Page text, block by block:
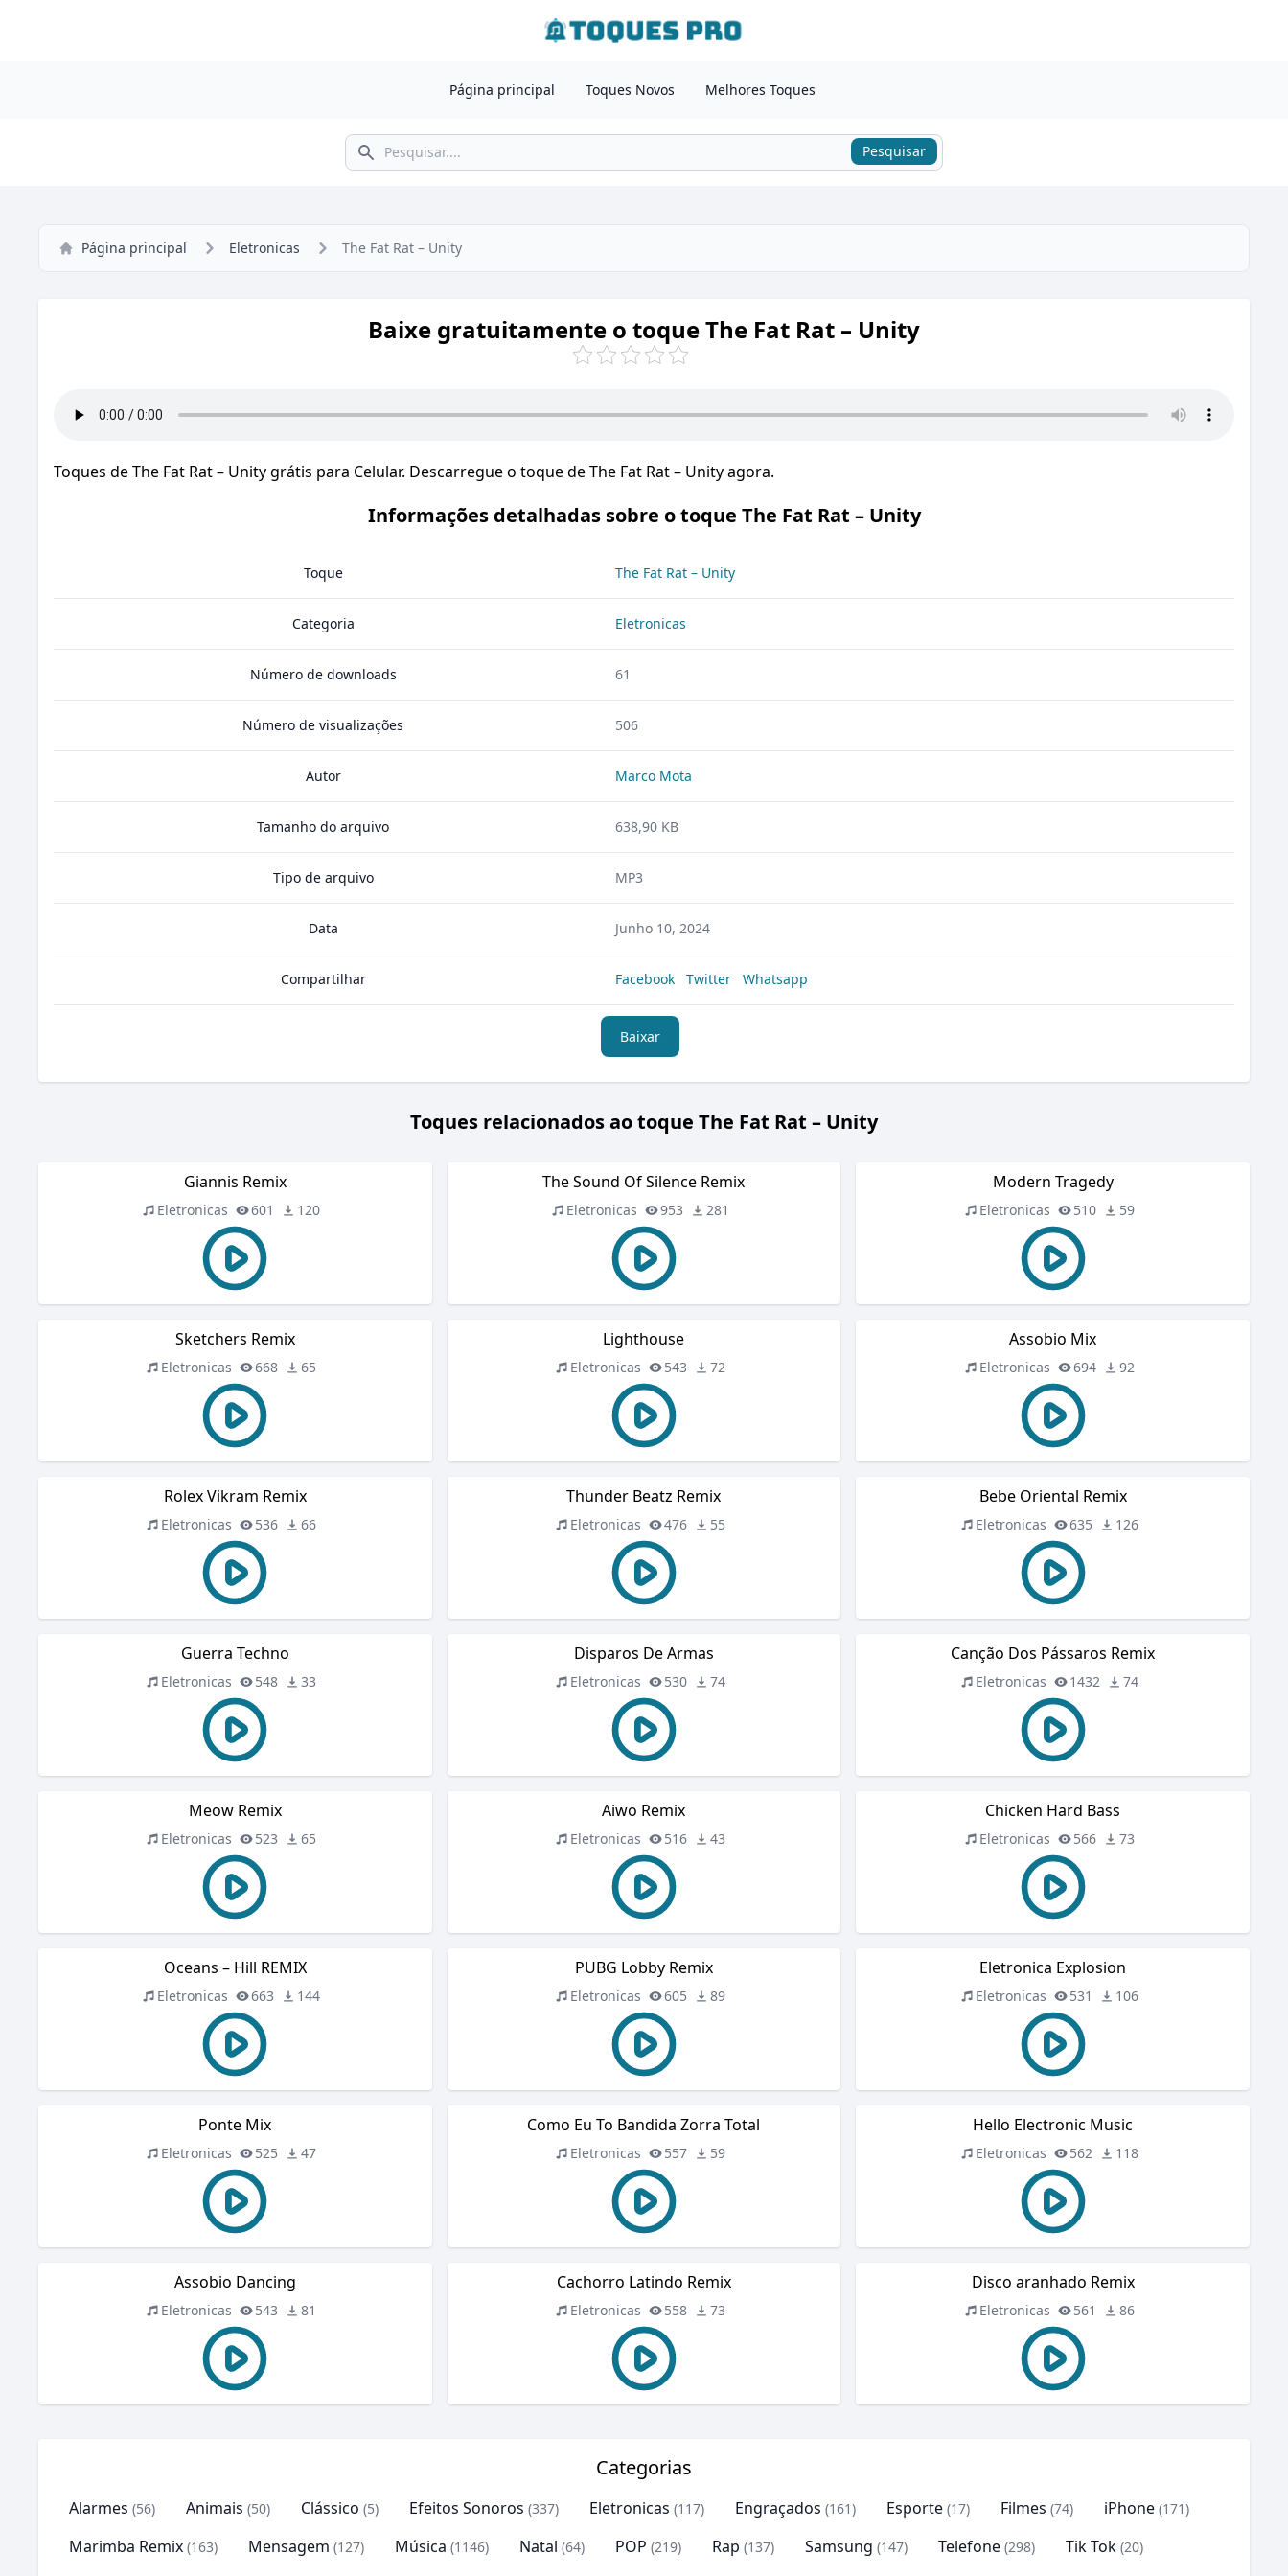
Página principal Toques Novos Melhores Toques
Pesquisar Pesquisar
Página principal Eletronicas The Fat Rat – Unity
Baixe gratuitamente o toque The Fat Rat – Unity
Toques de The Fat Rat – Unity grátis para Celular. Descarregue o toque de The Fat Rat – Unity agora.
Informações detalhadas sobre o toque The Fat Rat – Unity
Toque The Fat Rat – Unity
Categoria Eletronicas
Número de downloads 61
Número de visualizações 506
Autor Marco Mota
Tamanho do arquivo 638,90 KB
Tipo de arquivo MP3
Data Junho 10, 2024
Compartilhar Facebook Twitter Whatsapp
Baixar
Toques relacionados ao toque The Fat Rat – Unity
Giannis Remix
Eletronicas 601 120
The Sound Of Silence Remix
Eletronicas 953 281
Modern Tragedy
Eletronicas 510 59
Sketchers Remix
Eletronicas 668 65
Lighthouse
Eletronicas 543 72
Assobio Mix
Eletronicas 694 92
Rolex Vikram Remix
Eletronicas 536 66
Thunder Beatz Remix
Eletronicas 476 55
Bebe Oriental Remix
Eletronicas 635 126
Guerra Techno
Eletronicas 548 33
Disparos De Armas
Eletronicas 530 74
Canção Dos Pássaros Remix
Eletronicas 1432 74
Meow Remix
Eletronicas 523 65
Aiwo Remix
Eletronicas 516 43
Chicken Hard Bass
Eletronicas 566 73
Oceans – Hill REMIX
Eletronicas 663 144
PUBG Lobby Remix
Eletronicas 605 89
Eletronica Explosion
Eletronicas 531 106
Ponte Mix
Eletronicas 525 47
Como Eu To Bandida Zorra Total
Eletronicas 557 59
Hello Electronic Music
Eletronicas 562 118
Assobio Dancing
Eletronicas 543 81
Cachorro Latindo Remix
Eletronicas 558 73
Disco aranhado Remix
Eletronicas 561 86
Categorias
Alarmes (56) Animais (50) Clássico (5) Efeitos Sonoros (337) Eletronicas (117) Engraçados (161) Esporte (17) Filmes (74) iPhone (171)
Marimba Remix (163) Mensagem (127) Música (1146) Natal (64) POP (219) Rap (137) Samsung (147) Telefone (298) Tik Tok (20)